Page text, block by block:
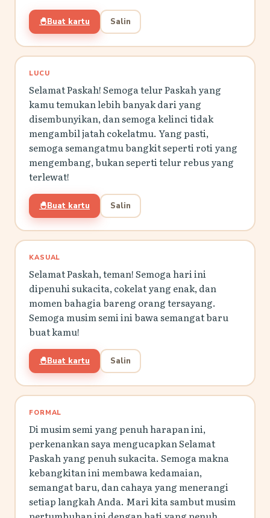
🐣Buat kartu Salin
LUCU
Selamat Paskah! Semoga telur Paskah yang
kamu temukan lebih banyak dari yang
disembunyikan, dan semoga kelinci tidak
mengambil jatah cokelatmu. Yang pasti,
semoga semangatmu bangkit seperti roti yang
mengembang, bukan seperti telur rebus yang
terlewat!
🐣Buat kartu Salin
KASUAL
Selamat Paskah, teman! Semoga hari ini
dipenuhi sukacita, cokelat yang enak, dan
momen bahagia bareng orang tersayang.
Semoga musim semi ini bawa semangat baru
buat kamu!
🐣Buat kartu Salin
FORMAL
Di musim semi yang penuh harapan ini,
perkenankan saya mengucapkan Selamat
Paskah yang penuh sukacita. Semoga makna
kebangkitan ini membawa kedamaian,
semangat baru, dan cahaya yang menerangi
setiap langkah Anda. Mari kita sambut musim